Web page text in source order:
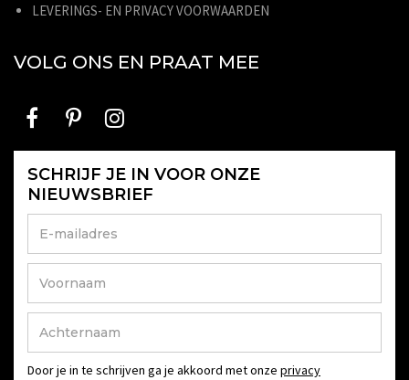
LEVERINGS- EN PRIVACY VOORWAARDEN
VOLG ONS EN PRAAT MEE
SCHRIJF JE IN VOOR ONZE
NIEUWSBRIEF
Door je in te schrijven ga je akkoord met onze privacy